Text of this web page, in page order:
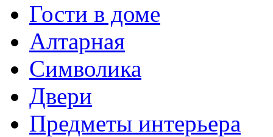
Гости в доме
Алтарная
Символика
Двери
Предметы интерьера